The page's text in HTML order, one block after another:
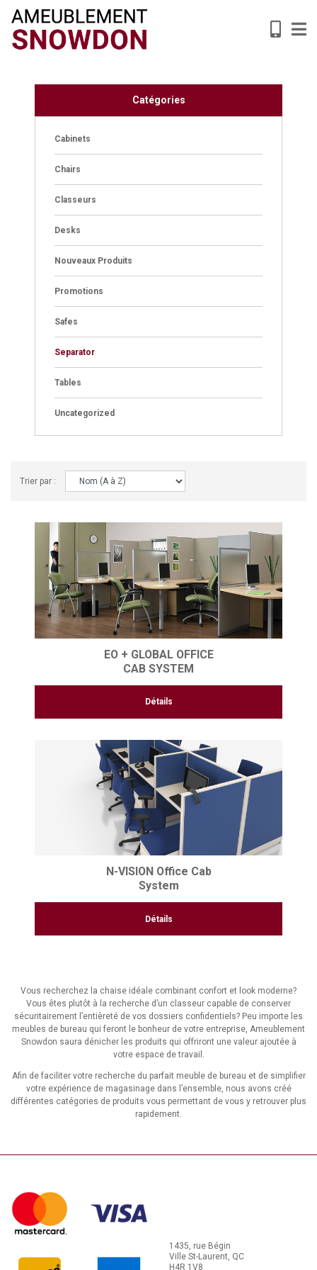
Catégories
Cabinets
Chairs
Classeurs
Desks
Nouveaux Produits
Promotions
Safes
Separator
Tables
Uncategorized
Trier par :
EO + GLOBAL OFFICE
CAB SYSTEM
Détails
N-VISION Office Cab
System
Détails
Vous recherchez la chaise idéale combinant confort et look moderne?
Vous êtes plutôt à la recherche d’un classeur capable de conserver
sécuritairement l’entièreté de vos dossiers confidentiels? Peu importe les
meubles de bureau qui feront le bonheur de votre entreprise, Ameublement
Snowdon saura dénicher les produits qui offriront une valeur ajoutée à
votre espace de travail.
Afin de faciliter votre recherche du parfait meuble de bureau et de simplifier
votre expérience de magasinage dans l’ensemble, nous avons créé
différentes catégories de produits vous permettant de vous y retrouver plus
rapidement.
1435, rue Bégin
Ville St-Laurent, QC
H4R 1V8